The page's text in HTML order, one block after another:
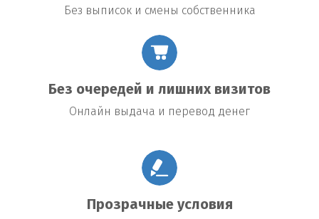
Без выписок и смены собственника
Без очередей и лишних визитов
Онлайн выдача и перевод денег
Прозрачные условия